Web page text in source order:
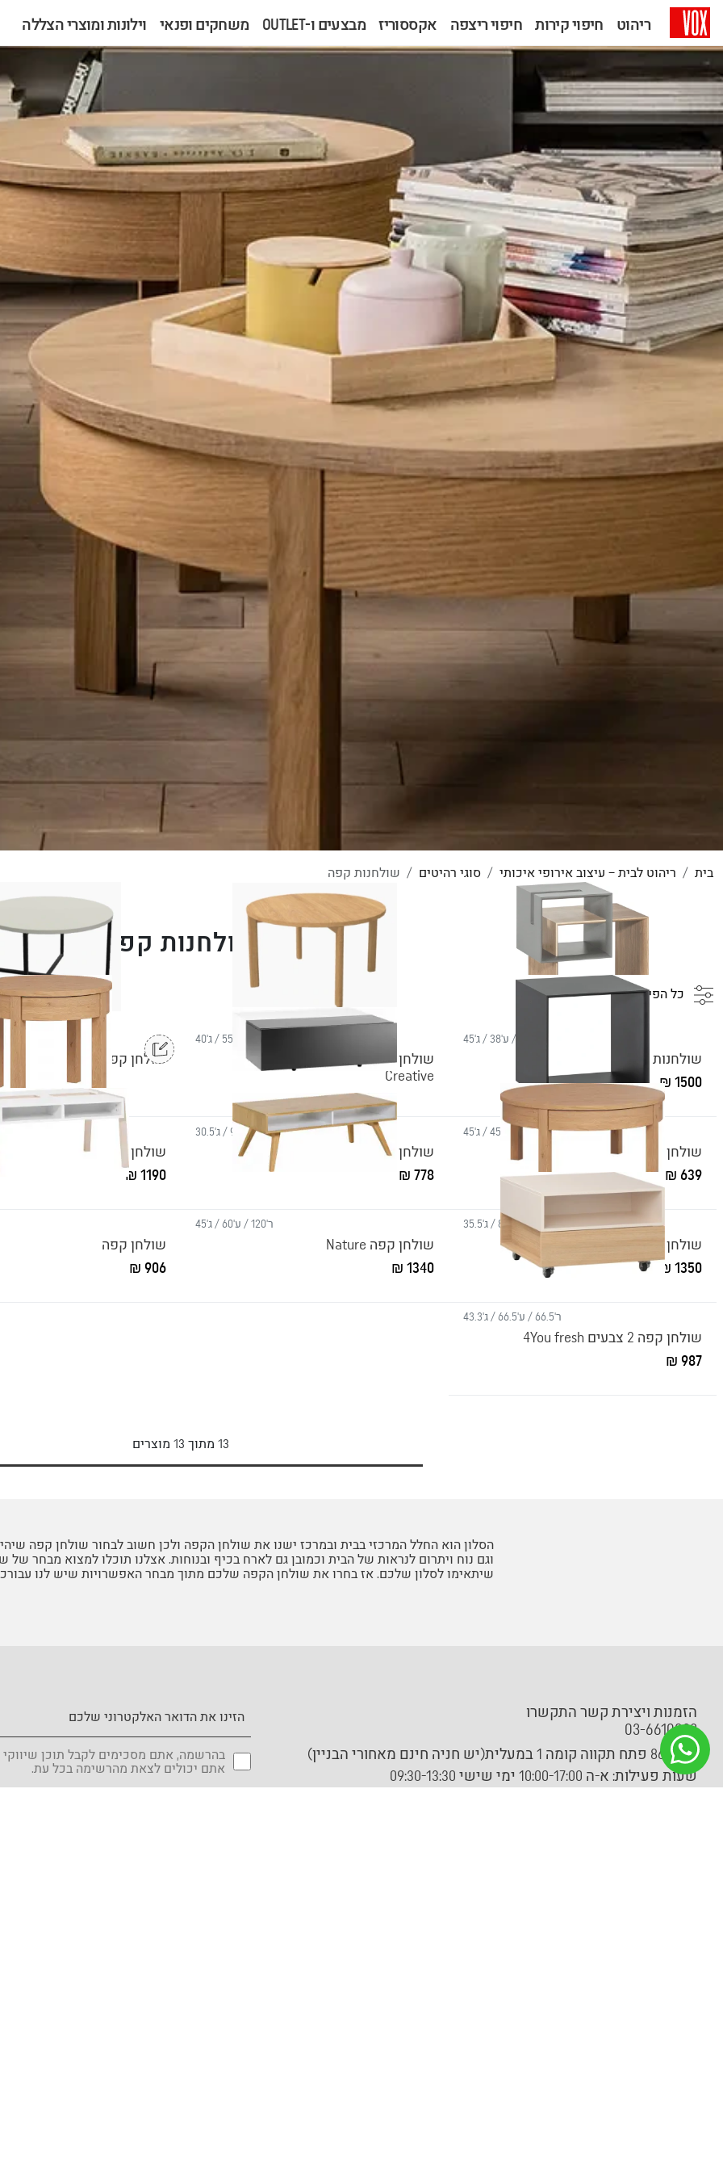
ריהוט חיפוי קירות חיפוי ריצפה אקססוריז מבצעים ו-OUTLET משחקים ופנאי וילונות ומוצרי הצללה
בית ריהוט לבית – עיצוב אירופי איכותי סוגי רהיטים שולחנות קפה
שולחנות קפה
שולחנות קפה Ribbon
1500 ₪
שולחן קפה נמוך עגול בעיצוב אישי
Creative
התאמה אישית
שולחן קפה עגול גבוה
ר'45 / ע'45 / ג'45
שולחן קפה קובייה
639 ₪
ר'97 / ע'93 / ג'30.5
שולחן אחסון נפתח Young Users
778 ₪
שולחן קפה גבוה Simple
1190 ₪
ר'80 / ע'80 / ג'35.5
שולחן קפה נמוך Simple
1350 ₪
ר'120 / ע'60 / ג'45
שולחן קפה Nature
1340 ₪
שולחן קפה
906 ₪
ר'66.5 / ע'66.5 / ג'43.3
שולחן קפה 2 צבעים 4You fresh
987 ₪
13 מתוך 13 מוצרים
הסלון הוא החלל המרכזי בבית ובמרכז ישנו את שולחן הקפה ולכן חשוב לבחור שולחן קפה
וגם נוח ויתרום לנראות של הבית וכמובן גם לארח בכיף ובנוחות. אצלנו תוכלו למצוא מבחר
שיתאימו לסלון שלכם. אז בחרו את שולחן הקפה שלכם מתוך מבחר האפשרויות שיש לנו
הזמנות ויצירת קשר התקשרו
03-6610033
גיסין 86 פתח תקווה קומה 1 במעלית(יש חניה חינם מאחורי הבניין)
שעות פעילות: א-ה 10:00-17:00 ימי שישי 09:30-13:30
בהרשמה, אתם מסכימים לקבל תוכן שיווקי
אתם יכולים לצאת מהרשימה בכל עת.